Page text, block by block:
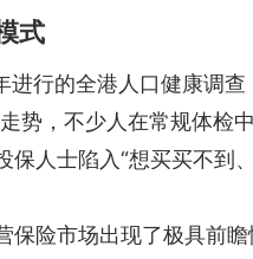
式
行的全港人口健康调查
势，不少人在常规体检
人士陷入“想买买不到
保险市场出现了极具前